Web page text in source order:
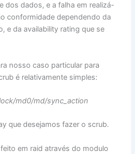
dos dados, e a falha em realizá-
conformidade dependendo da
e da availability rating que se
nosso caso particular para
é relativamente simples:
md0/md/sync_action
que desejamos fazer o scrub.
em raid através do modulo